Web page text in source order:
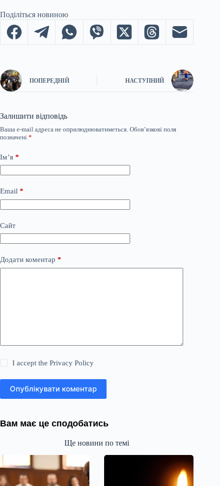
Поділіться новиною
ПОПЕРЕДНІЙ НАСТУПНИЙ
Залишити відповідь
Ваша e-mail адреса не оприлюднюватиметься. Обов’язкові поля
позначені *
Ім’я *
Email *
Сайт
Додати коментар *
I accept thePrivacy Policy
Опублікувати коментар
Вам має це сподобатись
Ще новини по темі